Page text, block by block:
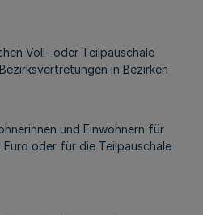
Voll- oder Teilpauschale
in Bezirken
und Einwohnern für
oder für die Teilpauschale